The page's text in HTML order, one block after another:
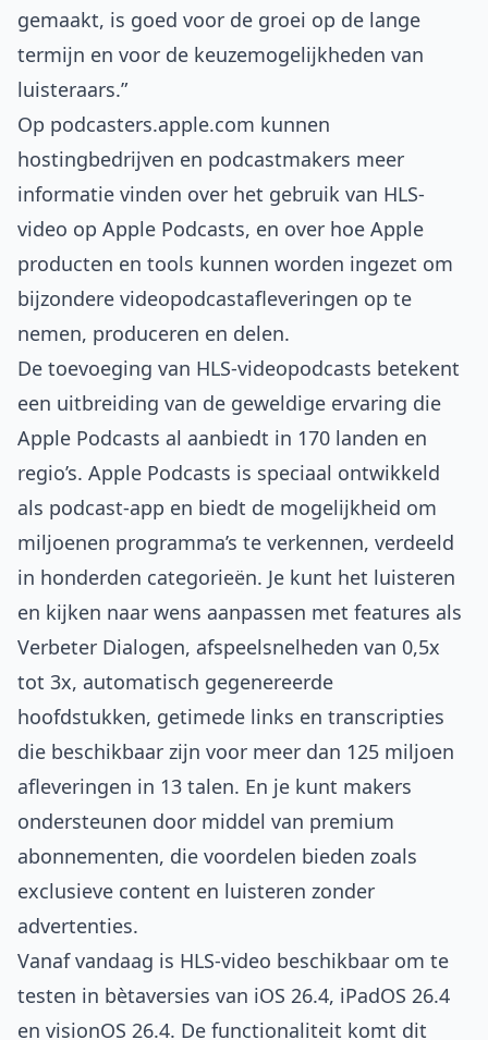
gemaakt, is goed voor de groei op de lange
termijn en voor de keuzemogelijkheden van
luisteraars.”
Op podcasters.apple.com kunnen
hostingbedrijven en podcastmakers meer
informatie vinden over het gebruik van HLS-
video op Apple Podcasts, en over hoe Apple
producten en tools kunnen worden ingezet om
bijzondere videopodcastafleveringen op te
nemen, produceren en delen.
De toevoeging van HLS-videopodcasts betekent
een uitbreiding van de geweldige ervaring die
Apple Podcasts al aanbiedt in 170 landen en
regio’s. Apple Podcasts is speciaal ontwikkeld
als podcast-app en biedt de mogelijkheid om
miljoenen programma’s te verkennen, verdeeld
in honderden categorieën. Je kunt het luisteren
en kijken naar wens aanpassen met features als
Verbeter Dialogen, afspeelsnelheden van 0,5x
tot 3x, automatisch gegenereerde
hoofdstukken, getimede links en transcripties
die beschikbaar zijn voor meer dan 125 miljoen
afleveringen in 13 talen. En je kunt makers
ondersteunen door middel van premium
abonnementen, die voordelen bieden zoals
exclusieve content en luisteren zonder
advertenties.
Vanaf vandaag is HLS-video beschikbaar om te
testen in bètaversies van iOS 26.4, iPadOS 26.4
en visionOS 26.4. De functionaliteit komt dit